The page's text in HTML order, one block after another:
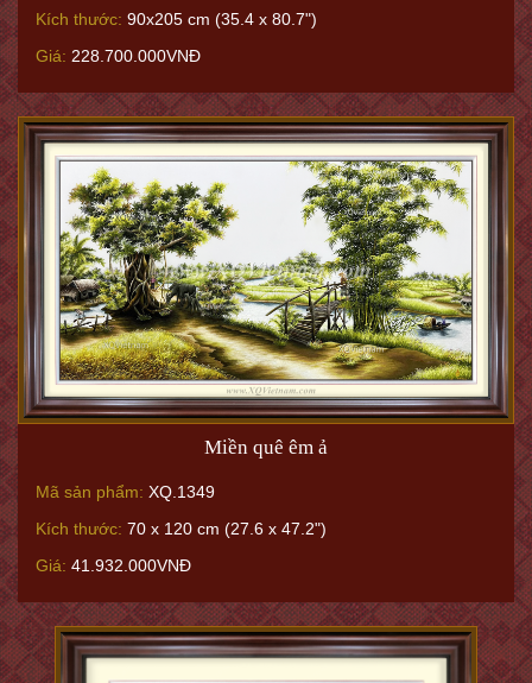
Kích thước: 90x205 cm (35.4 x 80.7")
Giá: 228.700.000VNĐ
Miền quê êm ả
Mã sản phẩm: XQ.1349
Kích thước: 70 x 120 cm (27.6 x 47.2")
Giá: 41.932.000VNĐ